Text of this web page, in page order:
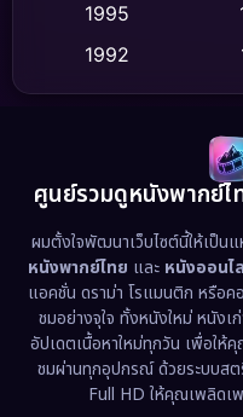
Dance เต้น
Detective สืบสวน
Disaster
Disney+
Documentary สารคดี
Drama ดราม่า
Dystopian
1995
1992
1989
ศูนย์รวมดูหนังพากย์ไ
ผมตั้งใจพัฒนาเว็บไซต์นี้ให้เป็น
หนังพากย์ไทย และ หนังออนไ
แอคชั่น ดราม่า โรแมนติก หรือ
ชมอย่างจุใจ ทั้งหนังใหม่ หนัง
อัปเดตเนื้อหาใหม่ทุกวัน เพื่อใ
ชมผ่านทุกอุปกรณ์ ด้วยระบบส
Full HD ให้คุณเพลิดเ